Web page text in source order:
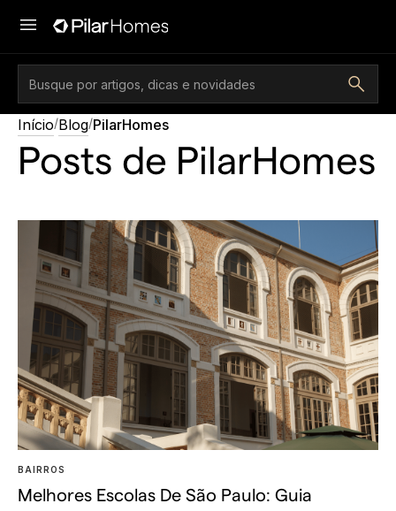
Início/Blog/PilarHomes
Posts de PilarHomes
BAIRROS
Melhores Escolas De São Paulo: Guia